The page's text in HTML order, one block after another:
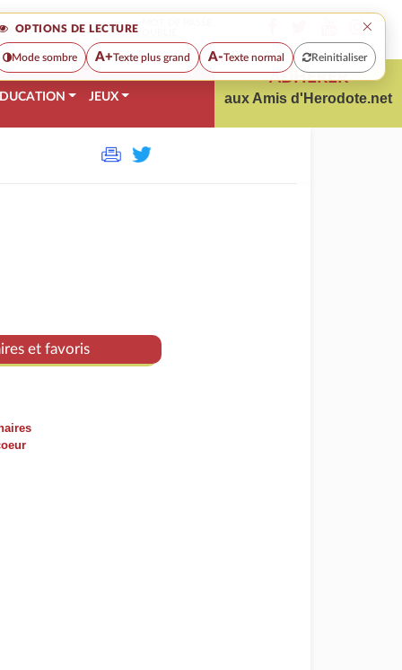
OPTIONS DE LECTURE ×
Mode sombre A+Texte plus grand A-Texte normal Reinitialiser
JEUX
ADHÉRER
aux Amis d'Herodote.net
et favoris